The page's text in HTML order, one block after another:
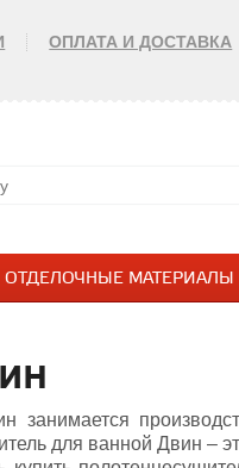
ОПЛАТА И ДОСТАВКА
ОТДЕЛОЧНЫЕ МАТЕРИАЛЫ
занимается
для ванной Двин –